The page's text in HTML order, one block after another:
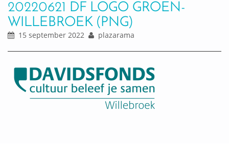
20220621 DF LOGO GROEN-
WILLEBROEK (PNG)
15 september 2022 plazarama